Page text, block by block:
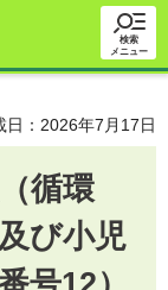
検索
メニュー
日：2026年7月17日
循環
び小児